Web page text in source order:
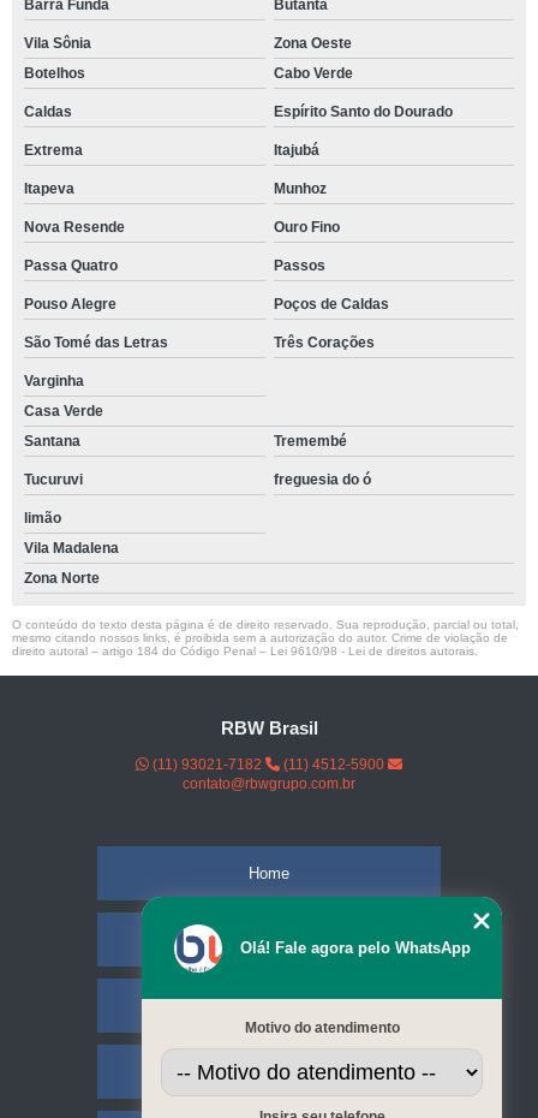
Barra Funda
Butantã
Vila Sônia
Zona Oeste
Botelhos
Cabo Verde
Caldas Espírito Santo do Dourado
Extrema Itajubá
Itapeva Munhoz
Nova Resende Ouro Fino
Passa Quatro Passos
Pouso Alegre Poços de Caldas
São Tomé das Letras Três Corações
Varginha
Casa Verde
Santana
Tremembé
Tucuruvi freguesia do ó
limão
Vila Madalena
Zona Norte
O conteúdo do texto desta página é de direito reservado. Sua reprodução, parcial ou total,
mesmo citando nossos links, é proibida sem a autorização do autor. Crime de violação de
direito autoral – artigo 184 do Código Penal – Lei 9610/98 - Lei de direitos autorais
RBW Brasil
(11) 93021-7182
(11) 4512-5900
contato@rbwgrupo.com.br
Home
Empresa
Serviços
Olá! Fale agora pelo WhatsApp
Motivo do atendimento